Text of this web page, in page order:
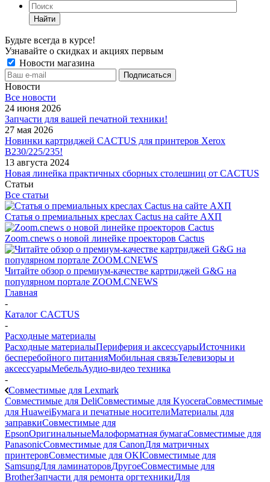
Найти
Будьте всегда в курсе!
Узнавайте о скидках и акциях первым
Новости магазина
Новости
Все новости
24 июня 2026
Запчасти для вашей печатной техники!
27 мая 2026
Новинки картриджей CACTUS для принтеров Xerox
B230/225/235!
13 августа 2024
Новая линейка практичных сборных столешниц от CACTUS
Статьи
Все статьи
Статья о премиальных креслах Cactus на сайте АХП
Zoom.cnews о новой линейке проекторов Cactus
Читайте обзор о премиум-качестве картриджей G&G на
популярном портале ZOOM.CNEWS
Главная
-
Каталог CACTUS
-
Расходные материалы
Расходные материалыПериферия и аксессуарыИсточники
бесперебойного питанияМобильная связьТелевизоры и
аксессуарыМебельАудио-видео техника
-
Совместимые для Lexmark
Совместимые для DeliСовместимые для KyoceraСовместимые
для HuaweiБумага и печатные носителиМатериалы для
заправкиСовместимые для
EpsonОригинальныеМалоформатная бумагаСовместимые для
PanasonicСовместимые для CanonДля матричных
принтеровСовместимые для OKIСовместимые для
SamsungДля ламинаторовДругоеСовместимые для
BrotherЗапчасти для ремонта оргтехникиДля